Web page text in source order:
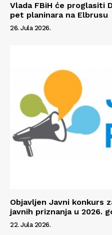
Vlada FBiH će proglasiti
pet planinara na Elbrusu
26. Jula 2026.
Objavljen Javni konkurs
javnih priznanja u 2026.
22. Jula 2026.